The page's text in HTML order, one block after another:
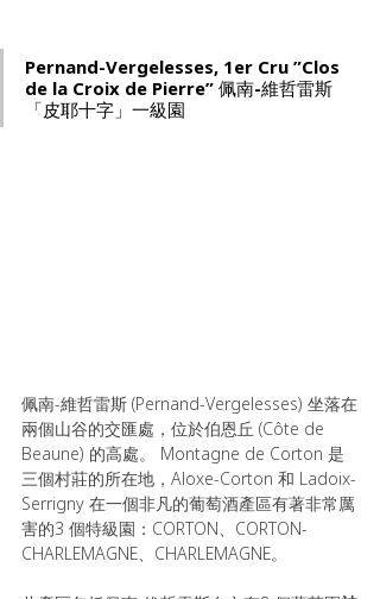
Pernand-Vergelesses, 1er Cru ”Clos
de la Croix de Pierre” 佩南-維哲雷斯
「皮耶十字」一級園
佩南-維哲雷斯 (Pernand-Vergelesses) 坐落在
兩個山谷的交匯處，位於伯恩丘 (Côte de
Beaune) 的高處。 Montagne de Corton 是
三個村莊的所在地，Aloxe-Corton 和 Ladoix-
Serrigny 在一個非凡的葡萄酒產區有著非常厲
害的3 個特級園：CORTON、CORTON-
CHARLEMAGNE、CHARLEMAGNE。